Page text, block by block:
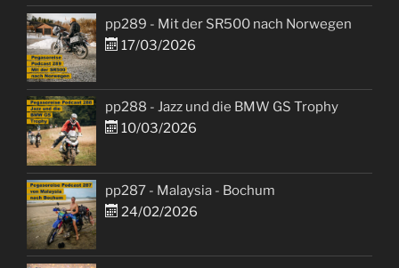
pp289 - Mit der SR500 nach Norwegen
17/03/2026
pp288 - Jazz und die BMW GS Trophy
10/03/2026
pp287 - Malaysia - Bochum
24/02/2026